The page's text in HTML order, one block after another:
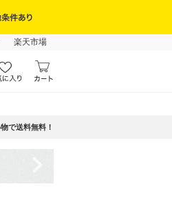
楽天市場
で送料無料！